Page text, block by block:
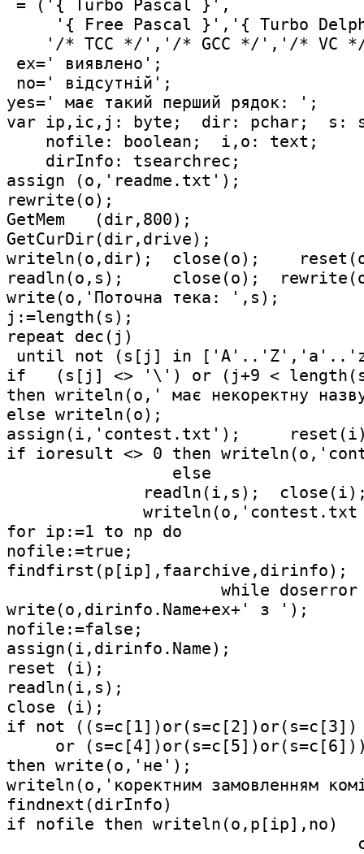
= ('{ Turbo Pascal }',
'{ Free Pascal }','{ Turbo
'/* TCC */','/* GCC */','/* VC
ex=' виявлено';
no=' вiдсутнiй';
yes=' має такий перший рядок: ';
var ip,ic,j: byte;  dir: pchar;  s:
    nofile: boolean;  i,o: text;
dirInfo: tsearchrec;
assign (o,'readme.txt');
rewrite(o);
GetMem   (dir,800);
GetCurDir(dir,drive);
writeln(o,dir);  close(o);
readln(o,s);     close(o);
write(o,'Поточна тека: ',s);
j:=length(s);
repeat dec(j)
until not (s[j] in
if   (s[j] <> '\') or (j+9 <
then writeln(o,' має некоректну
else writeln(o);
assign(i,'contest.txt');
if ioresult <> 0 then
else
readln(i,s);
writeln(o,'contest.txt
for ip:=1 to np do
nofile:=true;
findfirst(p[ip],faarchive,dirinfo);
while doserror
write(o,dirinfo.Name+ex+' з ');
nofile:=false;
assign(i,dirinfo.Name);
reset (i);
readln(i,s);
close (i);
if not ((s=c[1])or(s=c[2])or(s=c[3])
or
then write(o,'не');
writeln(o,'коректним замовленням
findnext(dirInfo)
if nofile then writeln(o,p[ip],no)